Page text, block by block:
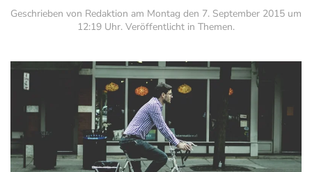
Geschrieben von Redaktion am Montag den 7. September 2015 um
12:19 Uhr. Veröffentlicht in Themen.